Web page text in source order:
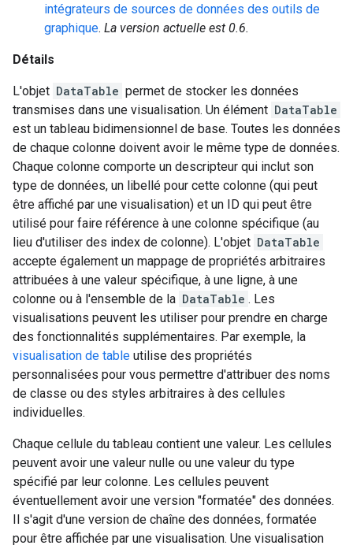
intégrateurs de sources de données des outils de
graphique. La version actuelle est 0.6.
Détails
L'objet DataTable permet de stocker les données
transmises dans une visualisation. Un élément DataTable
est un tableau bidimensionnel de base. Toutes les données
de chaque colonne doivent avoir le même type de données.
Chaque colonne comporte un descripteur qui inclut son
type de données, un libellé pour cette colonne (qui peut
être affiché par une visualisation) et un ID qui peut être
utilisé pour faire référence à une colonne spécifique (au
lieu d'utiliser des index de colonne). L'objet DataTable
accepte également un mappage de propriétés arbitraires
attribuées à une valeur spécifique, à une ligne, à une
colonne ou à l'ensemble de la DataTable . Les
visualisations peuvent les utiliser pour prendre en charge
des fonctionnalités supplémentaires. Par exemple, la
visualisation de table utilise des propriétés
personnalisées pour vous permettre d'attribuer des noms
de classe ou des styles arbitraires à des cellules
individuelles.
Chaque cellule du tableau contient une valeur. Les cellules
peuvent avoir une valeur nulle ou une valeur du type
spécifié par leur colonne. Les cellules peuvent
éventuellement avoir une version "formatée" des données.
Il s'agit d'une version de chaîne des données, formatée
pour être affichée par une visualisation. Une visualisation